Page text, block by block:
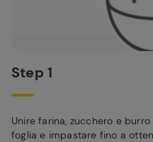
Step 1
Unire farina, zucchero e
foglia e impastare fino a